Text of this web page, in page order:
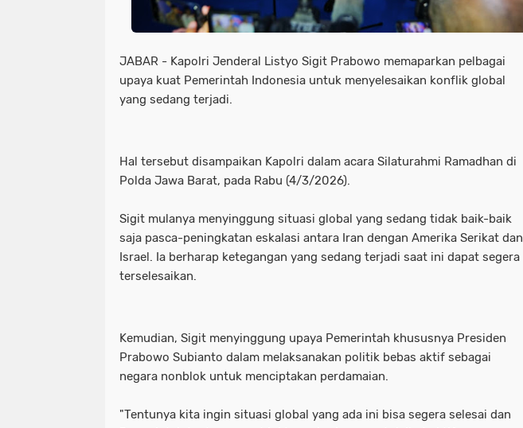
JABAR - Kapolri Jenderal Listyo Sigit Prabowo memaparkan pelbagai
upaya kuat Pemerintah Indonesia untuk menyelesaikan konflik global
yang sedang terjadi.
Hal tersebut disampaikan Kapolri dalam acara Silaturahmi Ramadhan di
Polda Jawa Barat, pada Rabu (4/3/2026).
Sigit mulanya menyinggung situasi global yang sedang tidak baik-baik
saja pasca-peningkatan eskalasi antara Iran dengan Amerika Serikat dan
Israel. Ia berharap ketegangan yang sedang terjadi saat ini dapat segera
terselesaikan.
Kemudian, Sigit menyinggung upaya Pemerintah khususnya Presiden
Prabowo Subianto dalam melaksanakan politik bebas aktif sebagai
negara nonblok untuk menciptakan perdamaian.
"Tentunya kita ingin situasi global yang ada ini bisa segera selesai dan